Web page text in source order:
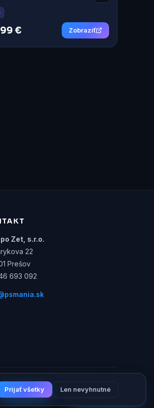
Prijať všetky Len nevyhnutné
€ Zobraziť
Zet, s.r.o.
22
Prešov
693 092
prepojená so spoločnosťou
AI Game Guru